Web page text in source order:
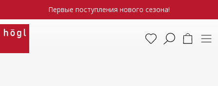
Первые поступления нового сезона!